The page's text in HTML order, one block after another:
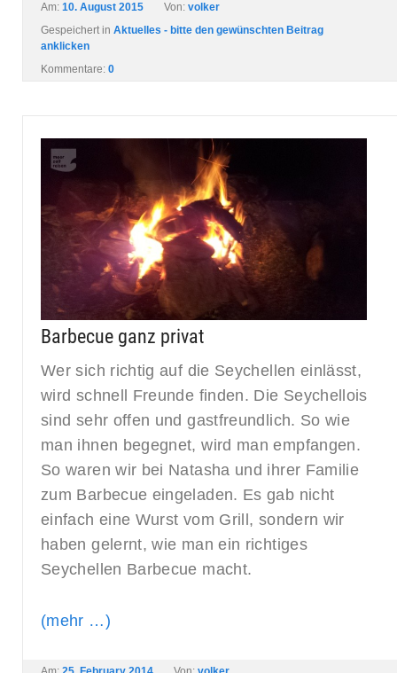
Am: 10. August 2015 Von: volker
Gespeichert in Aktuelles - bitte den gewünschten Beitrag
anklicken
Kommentare: 0
Barbecue ganz privat
Wer sich richtig auf die Seychellen einlässt,
wird schnell Freunde finden. Die Seychellois
sind sehr offen und gastfreundlich. So wie
man ihnen begegnet, wird man empfangen.
So waren wir bei Natasha und ihrer Familie
zum Barbecue eingeladen. Es gab nicht
einfach eine Wurst vom Grill, sondern wir
haben gelernt, wie man ein richtiges
Seychellen Barbecue macht.
(mehr …)